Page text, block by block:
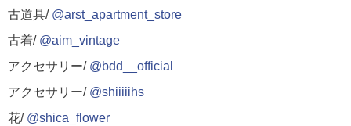
古道具/ @arst_apartment_store
古着/ @aim_vintage
アクセサリー/ @bdd__official
アクセサリー/ @shiiiiihs
花/ @shica_flower